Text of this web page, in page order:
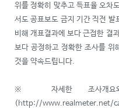
위를 정확히 맞추고 득표율 오차
서도 공표보도 금지 기간 직전 발
비해 개표결과에 보다 근접한 결
보다 공정하고 정확한 조사를 위
것을 약속드립니다.
※ 자세한 조사개요와
(http://www.realmeter.net/